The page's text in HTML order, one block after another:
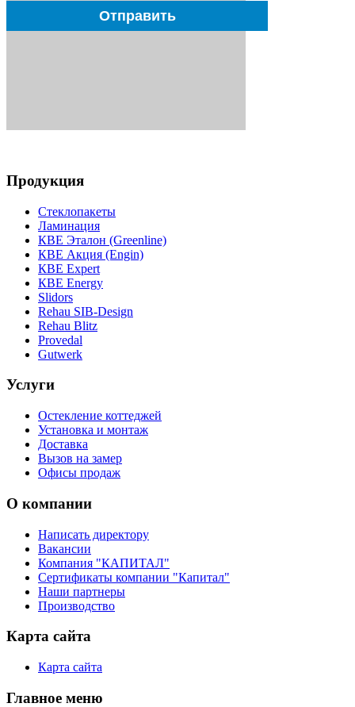
Продукция
Стеклопакеты
Ламинация
КВЕ Эталон (Greenline)
КВЕ Акция (Engin)
КВЕ Expert
КВЕ Energy
Slidors
Rehau SIB-Design
Rehau Blitz
Provedal
Gutwerk
Услуги
Остекление коттеджей
Установка и монтаж
Доставка
Вызов на замер
Офисы продаж
О компании
Написать директору
Вакансии
Компания "КАПИТАЛ"
Сертификаты компании "Капитал"
Наши партнеры
Производство
Карта сайта
Карта сайта
Главное меню